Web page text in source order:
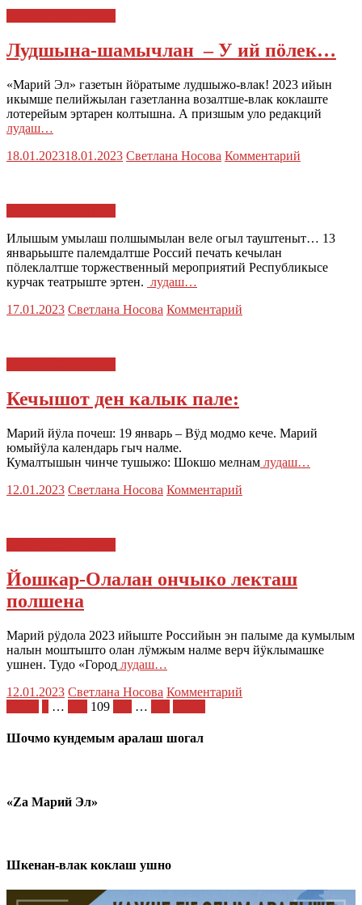
Лудшына-шамычлан – У ий пӧлек…
«Марий Эл» газетын йӧратыме лудшыжо-влак! 2023 ийын
икымше пелийжылан газетланна возалтше-влак коклаште
лотерейым эртарен колтышна. А призшым уло редакций
лудаш…
18.01.202318.01.2023 Светлана Носова Комментарий
Илышым умылаш полшымылан веле огыл тауштеныт… 13
январьыште палемдалтше Россий печать кечылан
пӧлеклалтше торжественный мероприятий Республикысе
курчак театрыште эртен. лудаш…
17.01.2023 Светлана Носова Комментарий
Кечышот ден калык пале:
Марий йӱла почеш: 19 январь – Вӱд модмо кече. Марий
юмыйӱла календарь гыч налме.
Кумалтышын чинче тушыжо: Шокшо мелнам лудаш…
12.01.2023 Светлана Носова Комментарий
Йошкар-Олалан ончыко лекташ
полшена
Марий рӱдола 2023 ийыште Российын эн палыме да кумылым
налын моштышто олан лӱмжым налме верч йӱклымашке
ушнен. Тудо «Город лудаш…
12.01.2023 Светлана Носова Комментарий
Пагинация
записей
… 109 …
Шочмо кундемым аралаш шогал
«Zа Марий Эл»
Шкенан-влак коклаш ушно